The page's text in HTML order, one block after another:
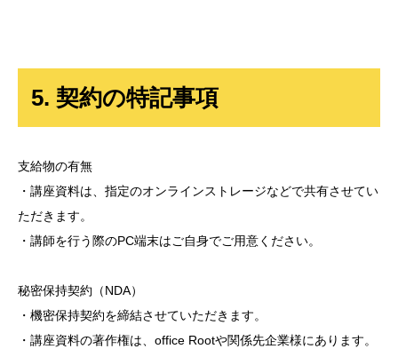
5. 契約の特記事項
支給物の有無
・講座資料は、指定のオンラインストレージなどで共有させてい
ただきます。
・講師を行う際のPC端末はご自身でご用意ください。
秘密保持契約（NDA）
・機密保持契約を締結させていただきます。
・講座資料の著作権は、office Rootや関係先企業様にあります。